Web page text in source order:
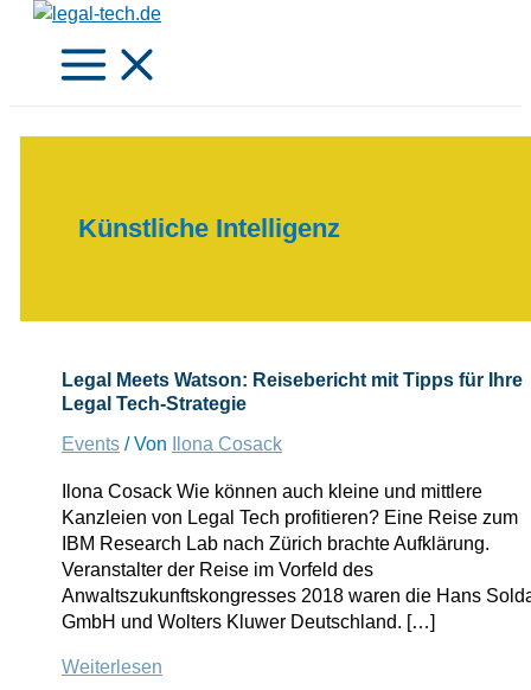
Zum
springen
Künstliche Intelligenz
Legal Meets Watson: Reisebericht mit Tipps für Ihre
Legal Tech-Strategie
Events/ Von Ilona Cosack
Ilona Cosack Wie können auch kleine und mittlere
Kanzleien von Legal Tech profitieren? Eine Reise zum
IBM Research Lab nach Zürich brachte Aufklärung.
Veranstalter der Reise im Vorfeld des
Anwaltszukunftskongresses 2018 waren die Hans
GmbH und Wolters Kluwer Deutschland. […]
Legal
Weiterlesen